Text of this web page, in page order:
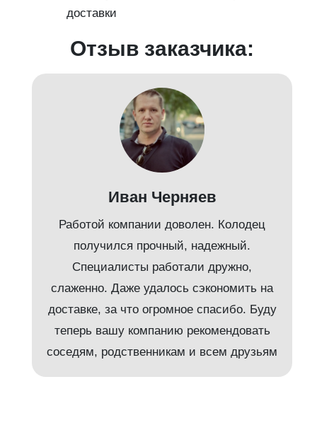
доставки
Отзыв заказчика:
Иван Черняев
Работой компании доволен. Колодец
получился прочный, надежный.
Специалисты работали дружно,
слаженно. Даже удалось сэкономить на
доставке, за что огромное спасибо. Буду
теперь вашу компанию рекомендовать
соседям, родственникам и всем друзьям